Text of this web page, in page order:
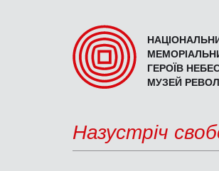
ГЕРОЇВ
МУЗЕЙ
Назустріч